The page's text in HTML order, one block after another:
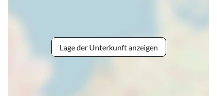
Lage der Unterkunft anzeigen